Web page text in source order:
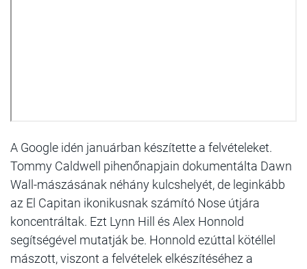
A Google idén januárban készítette a felvételeket.
Tommy Caldwell pihenőnapjain dokumentálta Dawn
Wall-mászásának néhány kulcshelyét, de leginkább
az El Capitan ikonikusnak számító Nose útjára
koncentráltak. Ezt Lynn Hill és Alex Honnold
segítségével mutatják be. Honnold ezúttal kötéllel
mászott, viszont a felvételek elkészítéséhez a